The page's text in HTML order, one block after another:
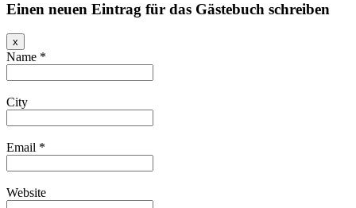
Einen neuen Eintrag für das Gästebuch schreiben
x
this
form.
Name *
City
Email *
Website